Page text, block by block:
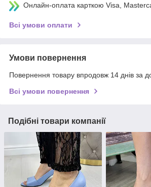
Онлайн-оплата карткою Visa,
Всі умови оплати
Умови повернення
Повернення товару впродовж 14 днів за
Всі умови повернення
Подібні товари компанії